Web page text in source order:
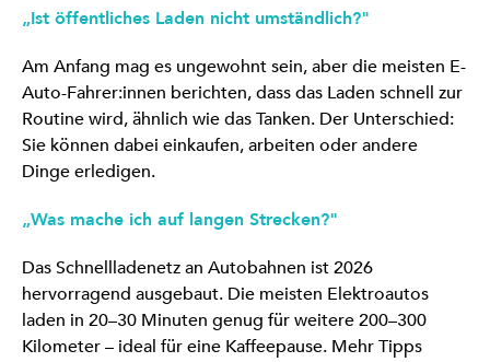
„Ist öffentliches Laden nicht umständlich?"
Am Anfang mag es ungewohnt sein, aber die meisten E-
Auto-Fahrer:innen berichten, dass das Laden schnell zur
Routine wird, ähnlich wie das Tanken. Der Unterschied:
Sie können dabei einkaufen, arbeiten oder andere
Dinge erledigen.
„Was mache ich auf langen Strecken?"
Das Schnellladenetz an Autobahnen ist 2026
hervorragend ausgebaut. Die meisten Elektroautos
laden in 20–30 Minuten genug für weitere 200–300
Kilometer – ideal für eine Kaffeepause. Mehr Tipps